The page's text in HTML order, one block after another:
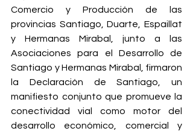
Comercio y Producción de las
provincias Santiago, Duarte, Espaillat
y Hermanas Mirabal, junto a las
Asociaciones para el Desarrollo de
Santiago y Hermanas Mirabal, firmaron
la Declaración de Santiago, un
manifiesto conjunto que promueve la
conectividad vial como motor del
desarrollo económico, comercial y